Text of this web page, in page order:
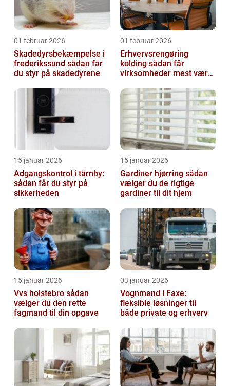
01 februar 2026
Skadedyrsbekæmpelse i
frederikssund sådan får
du styr på skadedyrene
01 februar 2026
Erhvervsrengøring
kolding sådan får
virksomheder mest værdi
15 januar 2026
Adgangskontrol i tårnby:
sådan får du styr på
sikkerheden
15 januar 2026
Gardiner hjørring sådan
vælger du de rigtige
gardiner til dit hjem
15 januar 2026
Vvs holstebro sådan
vælger du den rette
fagmand til din opgave
03 januar 2026
Vognmand i Faxe:
fleksible løsninger til
både private og erhverv